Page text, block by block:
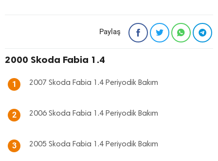
Paylaş
2000 Skoda Fabia 1.4
1 2007 Skoda Fabia 1.4 Periyodik Bakım
2 2006 Skoda Fabia 1.4 Periyodik Bakım
3 2005 Skoda Fabia 1.4 Periyodik Bakım